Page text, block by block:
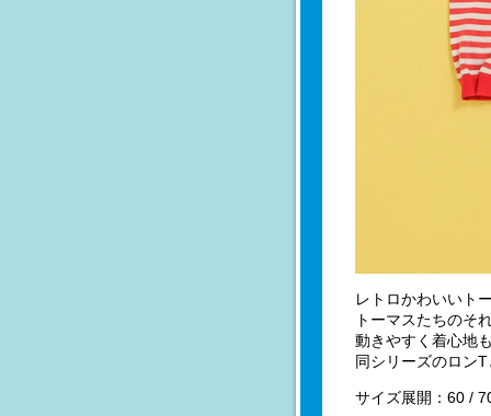
レトロかわいいト
トーマスたちのそ
動きやすく着心地
同シリーズのロン
サイズ展開：60 /